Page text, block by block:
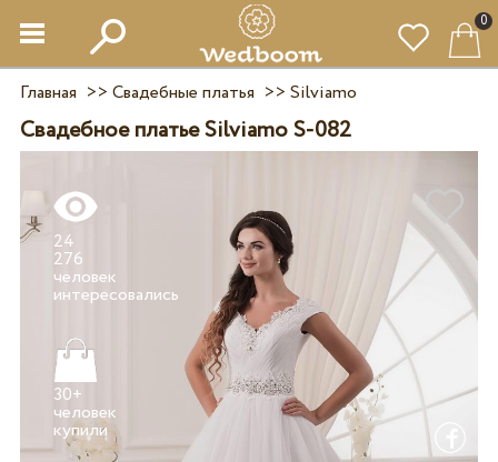
0
Главная >> Свадебные платья >> Silviamo
Свадебное платье Silviamo S-082
24
276
человек
30+
человек